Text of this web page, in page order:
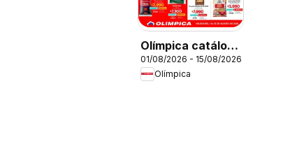
Olímpica catálogo
Más puntos, más
ahorro
01/08/2026 - 15/08/2026
Olímpica